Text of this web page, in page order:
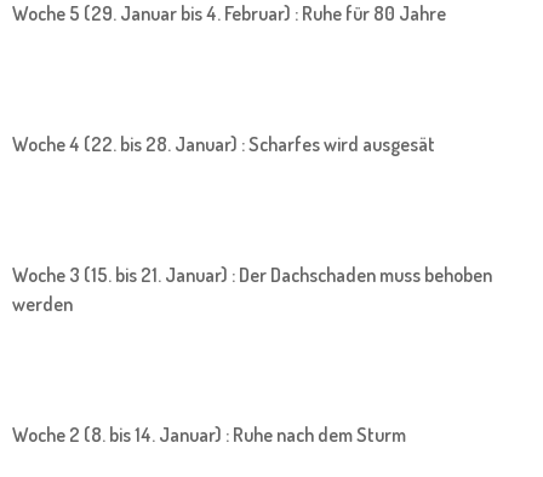
Woche 5 (29. Januar bis 4. Februar) : Ruhe für 80 Jahre
Woche 4 (22. bis 28. Januar) : Scharfes wird ausgesät
Woche 3 (15. bis 21. Januar) : Der Dachschaden muss behoben
werden
Woche 2 (8. bis 14. Januar) : Ruhe nach dem Sturm